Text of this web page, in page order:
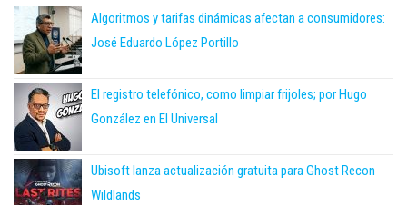
Algoritmos y tarifas dinámicas afectan a consumidores:
José Eduardo López Portillo
El registro telefónico, como limpiar frijoles; por Hugo
González en El Universal
Ubisoft lanza actualización gratuita para Ghost Recon
Wildlands